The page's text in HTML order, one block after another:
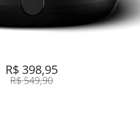
R$ 398,95
R$ 549,90